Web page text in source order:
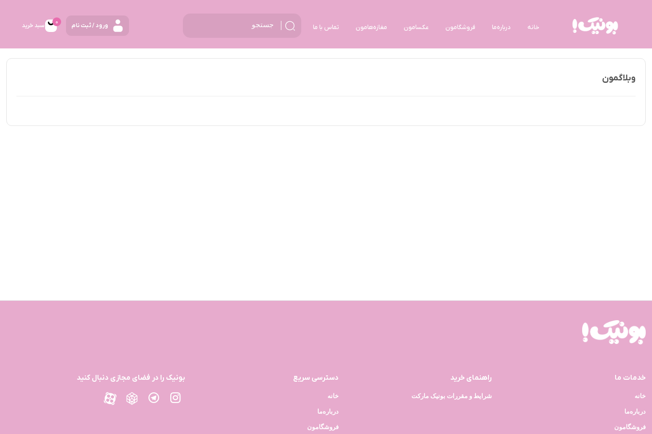
خانه درباره‌ما فروشگامون عکسامون مغازه‌هامون تماس با ما ورود / ثبت نام 0 سبد خرید
وبلاگمون
خدمات ما
خانه
درباره‌ما
فروشگامون
راهنمای خرید
شرایط و مقررات بونیک مارکت
دسترسی سریع
خانه
درباره‌ما
فروشگامون
بونیک را در فضای مجازی دنبال کنید